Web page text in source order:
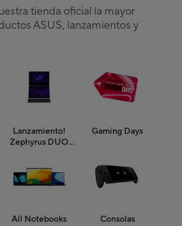
tienda oficial la mayor
ASUS, lanzamientos y
Lanzamiento!
Zephyrus DUO
Gaming Days
All Notebooks Consolas